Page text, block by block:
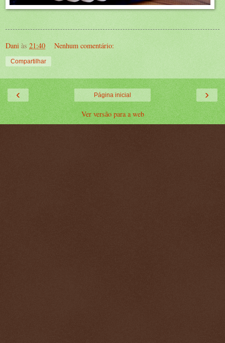
Dani às 21:40 Nenhum comentário:
Compartilhar
‹ ›
Página inicial
Ver versão para a web